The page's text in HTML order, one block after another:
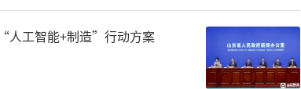
字政府建设一体化综合
改革方案》），明确将
人工智能+制造”行动方案